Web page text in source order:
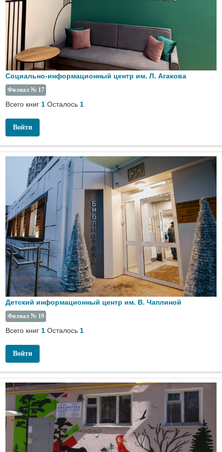
Социально-информационный центр им. Л. Агакова
Филиал № 17
Всего книг 1 Осталось 1
Войти
Детский информационный центр им. В. Чаплиной
Филиал № 19
Всего книг 1 Осталось 1
Войти